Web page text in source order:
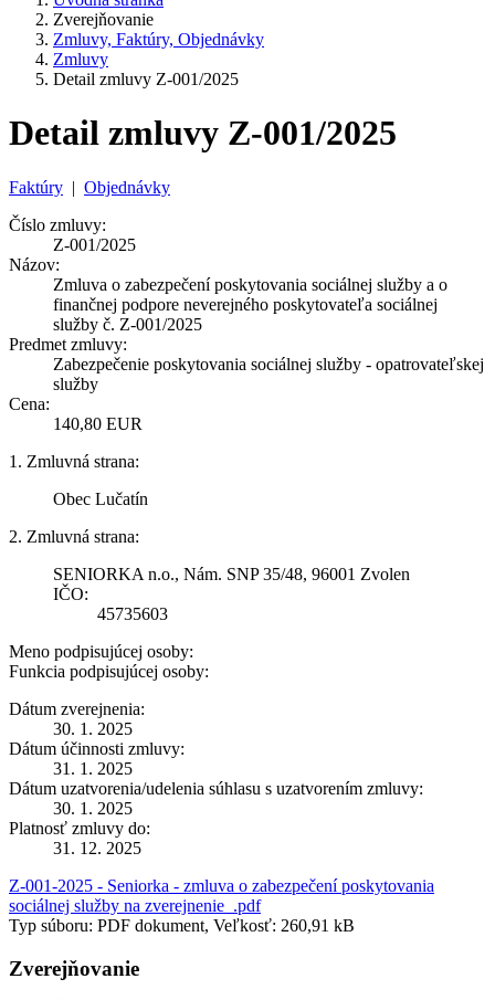
Zverejňovanie
Zmluvy, Faktúry, Objednávky
Zmluvy
Detail zmluvy Z-001/2025
Detail zmluvy Z-001/2025
Faktúry | Objednávky
Číslo zmluvy:
Z-001/2025
Názov:
Zmluva o zabezpečení poskytovania sociálnej služby a o
finančnej podpore neverejného poskytovateľa sociálnej
služby č. Z-001/2025
Predmet zmluvy:
Zabezpečenie poskytovania sociálnej služby - opatrovateľskej
služby
Cena:
140,80 EUR
1. Zmluvná strana:
Obec Lučatín
2. Zmluvná strana:
SENIORKA n.o., Nám. SNP 35/48, 96001 Zvolen
IČO:
45735603
Meno podpisujúcej osoby:
Funkcia podpisujúcej osoby:
Dátum zverejnenia:
30. 1. 2025
Dátum účinnosti zmluvy:
31. 1. 2025
Dátum uzatvorenia/udelenia súhlasu s uzatvorením zmluvy:
30. 1. 2025
Platnosť zmluvy do:
31. 12. 2025
Z-001-2025 - Seniorka - zmluva o zabezpečení poskytovania
sociálnej služby na zverejnenie_.pdf
Typ súboru: PDF dokument, Veľkosť: 260,91 kB
Zverejňovanie